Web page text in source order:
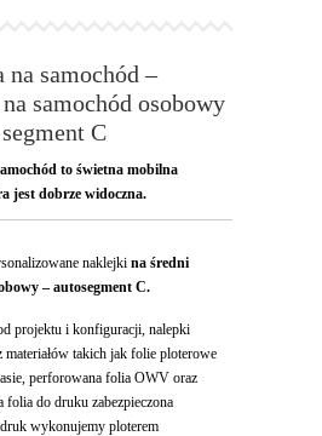
na samochód –
samochód osobowy
C
to świetna mobilna
jest dobrze widoczna.
naklejki na średni
– autosegment C.
projektu i konfiguracji, nalepki
takich jak folie ploterowe
perforowana folia OWV oraz
folia do druku zabezpieczona
wykonujemy ploterem